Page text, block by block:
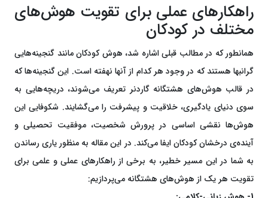
راهکارهای عملی برای تقویت هوش‌های
مختلف در کودکان
همانطور که در مطالب قبلی اشاره شد، هوش کودکان مانند گنجینه‌هایی
گرانبها هستند که در وجود هر کدام از آنها نهفته است. این گنجینه‌ها که
در قالب هوش‌های هشتگانه گاردنر تعریف می‌شوند، دریچه‌هایی به
سوی دنیای یادگیری، خلاقیت و پیشرفت را می‌گشایند. شکوفایی این
هوش‌ها نقشی اساسی در پرورش شخصیت، موفقیت تحصیلی و
آینده‌ی درخشان کودکان ایفا می‌کند. در این مقاله به منظور یاری رساندن
به شما در این مسیر خطیر، به برخی از راهکارهای عملی و علمی برای
تقویت هر یک از هوش‌های هشتگانه می‌پردازیم: